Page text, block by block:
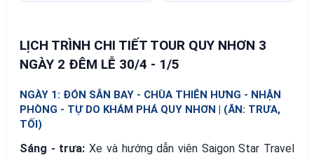
LỊCH TRÌNH CHI TIẾT TOUR QUY NHƠN 3
NGÀY 2 ĐÊM LỄ 30/4 - 1/5
NGÀY 1: ĐÓN SÂN BAY - CHÙA THIÊN HƯNG - NHẬN
PHÒNG - TỰ DO KHÁM PHÁ QUY NHƠN | (ĂN: TRƯA,
TỐI)
Sáng - trưa: Xe và hướng dẫn viên Saigon Star Travel